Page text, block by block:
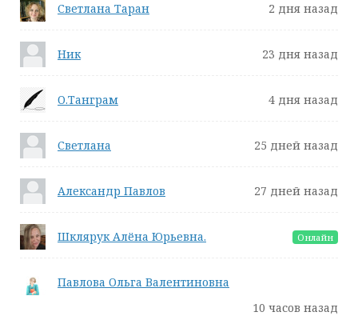
Светлана Таран 2 дня назад
Ник 23 дня назад
О.Танграм 4 дня назад
Светлана 25 дней назад
Александр Павлов 27 дней назад
Шклярук Алёна Юрьевна. Онлайн
Павлова Ольга Валентиновна
10 часов назад